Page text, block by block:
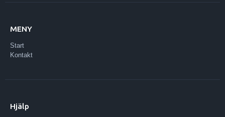
MENY
Start
Kontakt
Hjälp